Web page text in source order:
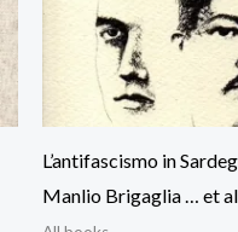
L’antifascismo in
Manlio Brigaglia … et